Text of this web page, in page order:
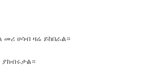
መሪ ሀሳብ ዛሬ ይከበራል።
ያከብሩታል።